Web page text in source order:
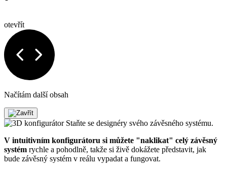
otevřít
Načítám další obsah
Staňte se designéry svého závěsného systému.
V intuitivním konfigurátoru si můžete "naklikat" celý závěsný
systém rychle a pohodlně, takže si živě dokážete představit, jak
bude závěsný systém v reálu vypadat a fungovat.